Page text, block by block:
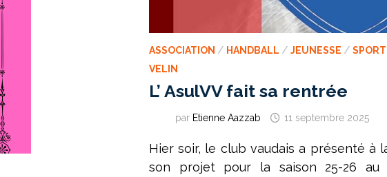
ASSOCIATION / HANDBALL / JEUNESSE / SPORT
VELIN
L’ AsulVV fait sa rentrée
par Etienne Aazzab 11 septembre 2025
Hier soir, le club vaudais a présenté à
son projet pour la saison 25-26 au